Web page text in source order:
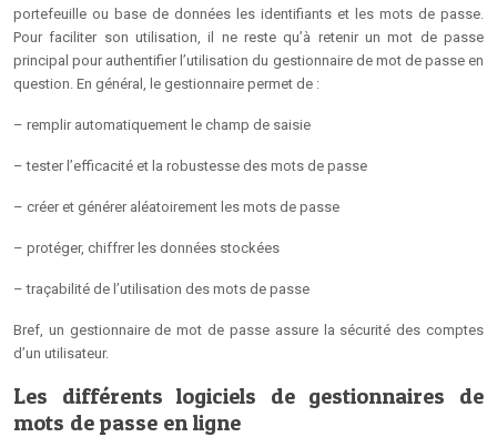
portefeuille ou base de données les identifiants et les mots de passe.
Pour faciliter son utilisation, il ne reste qu’à retenir un mot de passe
principal pour authentifier l’utilisation du gestionnaire de mot de passe en
question. En général, le gestionnaire permet de :
– remplir automatiquement le champ de saisie
– tester l’efficacité et la robustesse des mots de passe
– créer et générer aléatoirement les mots de passe
– protéger, chiffrer les données stockées
– traçabilité de l’utilisation des mots de passe
Bref, un gestionnaire de mot de passe assure la sécurité des comptes
d’un utilisateur.
Les différents logiciels de gestionnaires de
mots de passe en ligne